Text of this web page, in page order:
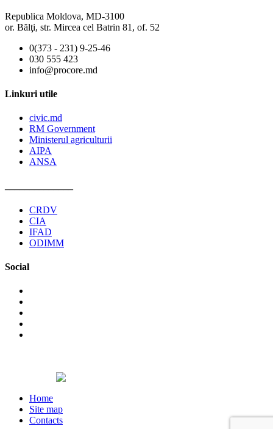
Republica Moldova, MD-3100
or. Bălţi, str. Mircea cel Batrin 81, of. 52
0(373 - 231) 9-25-46
030 555 423
info@procore.md
Linkuri utile
civic.md
RM Government
Ministerul agriculturii
AIPA
ANSA
CRDV
CIA
IFAD
ODIMM
Social
Home
Site map
Contacts